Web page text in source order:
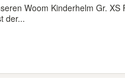
Woom Kinderhelm Gr. XS
der...